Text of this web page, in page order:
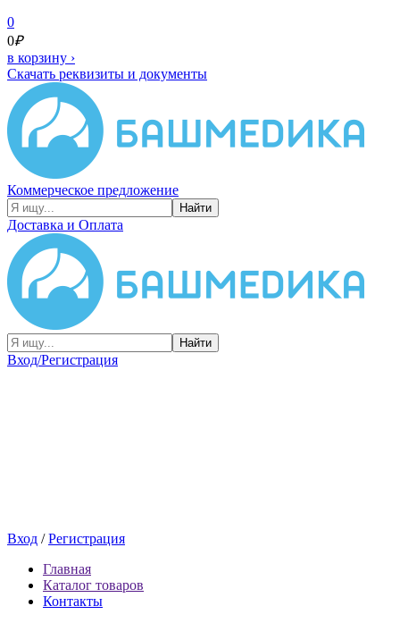
0
0₽
в корзину ›
Скачать реквизиты и документы
Коммерческое предложение
Найти
Доставка и Оплата
Найти
Вход/Регистрация
Вход /Регистрация
Главная
Каталог товаров
Контакты